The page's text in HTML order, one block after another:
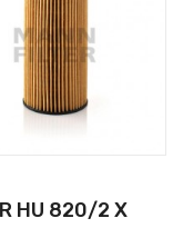
HU 820/2 X